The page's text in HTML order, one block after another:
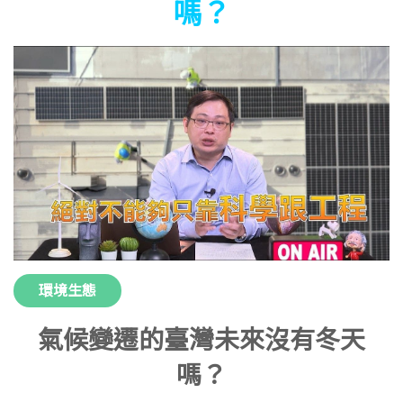
嗎？
環境生態
氣候變遷的臺灣未來沒有冬天
嗎？